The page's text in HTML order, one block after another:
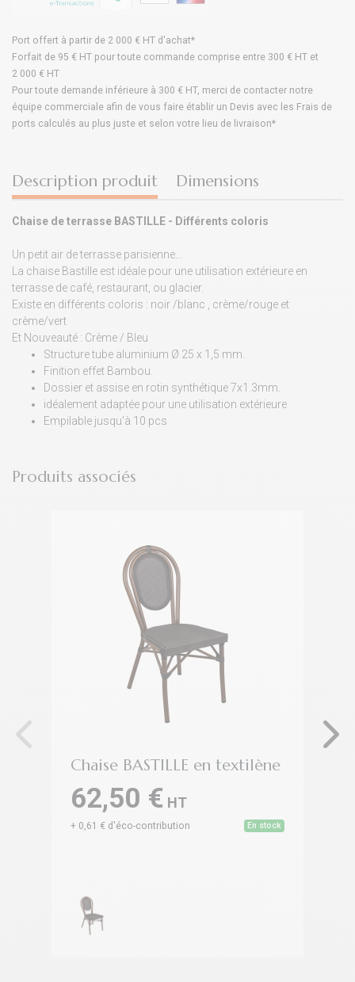
Port offert à partir de 2 000 € HT d'achat*
Forfait de 95 € HT pour toute commande comprise entre 300 € HT et
2 000 € HT
Pour toute demande inférieure à 300 € HT, merci de contacter notre
équipe commerciale afin de vous faire établir un Devis avec les Frais de
ports calculés au plus juste et selon votre lieu de livraison*
Description produit Dimensions
Chaise de terrasse BASTILLE - Différents coloris
Un petit air de terrasse parisienne...
La chaise Bastille est idéale pour une utilisation extérieure en
terrasse de café, restaurant, ou glacier.
Existe en différents coloris : noir /blanc , crème/rouge et
crème/vert
Et Nouveauté : Crème / Bleu
Structure tube aluminium Ø 25 x 1,5 mm.
Finition effet Bambou.
Dossier et assise en rotin synthétique 7x1.3mm.
idéalement adaptée pour une utilisation extérieure
Empilable jusqu'à 10 pcs
Produits associés
Chaise BASTILLE en textilène
62,50 € HT
+ 0,61 € d'éco-contribution En stock